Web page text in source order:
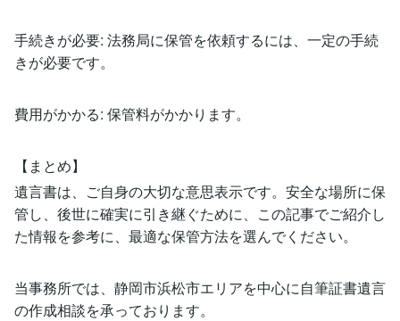
手続きが必要: 法務局に保管を依頼するには、一定の手続
きが必要です。
費用がかかる: 保管料がかかります。
【まとめ】
遺言書は、ご自身の大切な意思表示です。安全な場所に保
管し、後世に確実に引き継ぐために、この記事でご紹介し
た情報を参考に、最適な保管方法を選んでください。
当事務所では、静岡市浜松市エリアを中心に自筆証書遺言
の作成相談を承っております。